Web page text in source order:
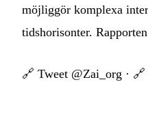
möjliggör komplexa
tidshorisonter.
🔗 Tweet @Zai_org · 🔗